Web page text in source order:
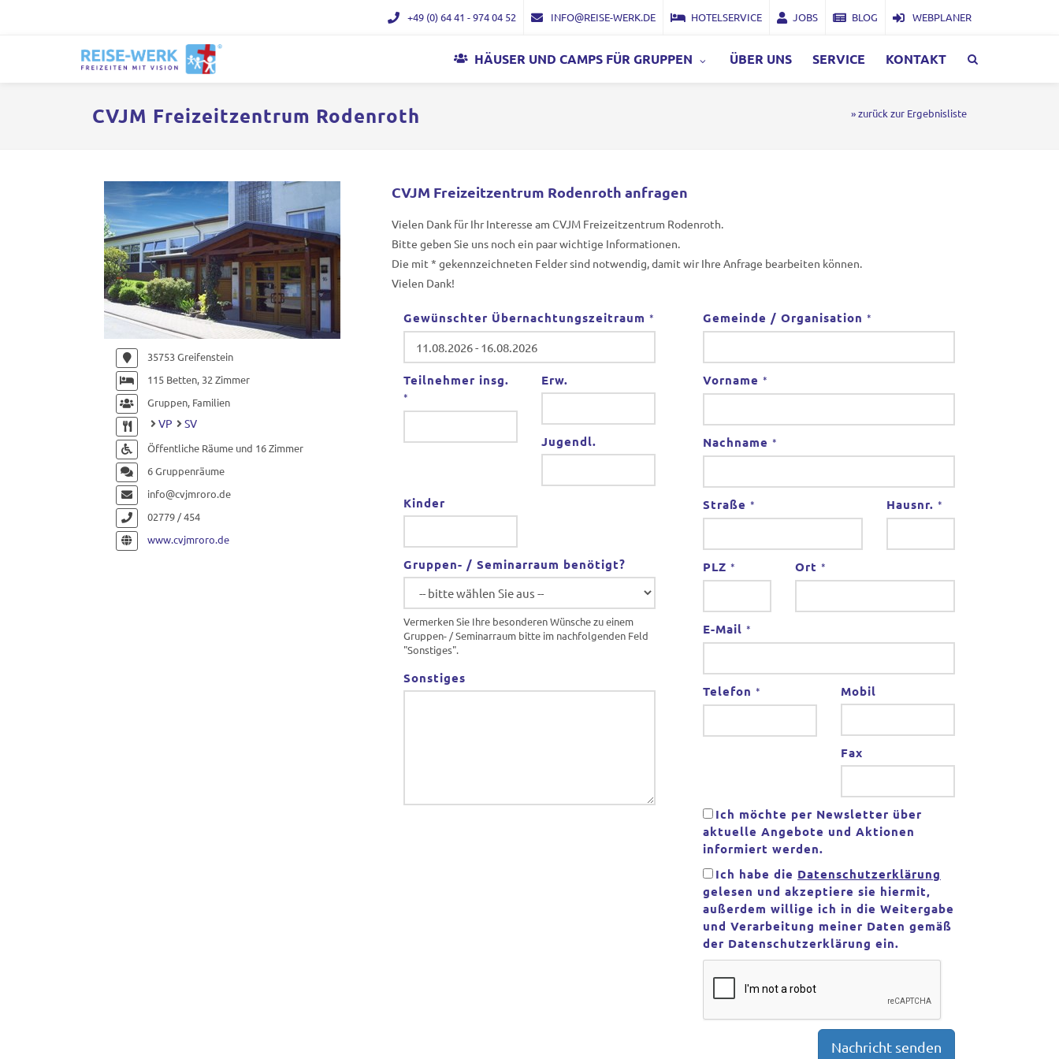
+49 (0) 64 41 - 974 04 52 INFO@REISE-WERK.DE HOTELSERVICE JOBS BLOG WEBPLANER
HÄUSER UND CAMPS FÜR GRUPPEN ÜBER UNS SERVICE KONTAKT
CVJM Freizeitzentrum Rodenroth » zurück zur Ergebnisliste
35753 Greifenstein
115 Betten, 32 Zimmer
Gruppen, Familien
VP SV
Öffentliche Räume und 16 Zimmer
6 Gruppenräume
info@cvjmroro.de
02779 / 454
www.cvjmroro.de
CVJM Freizeitzentrum Rodenroth anfragen
Vielen Dank für Ihr Interesse am CVJM Freizeitzentrum Rodenroth.
Bitte geben Sie uns noch ein paar wichtige Informationen.
Die mit * gekennzeichneten Felder sind notwendig, damit wir Ihre Anfrage bearbeiten können.
Vielen Dank!
Gewünschter Übernachtungszeitraum *
Teilnehmer insg.
*
Erw.
Jugendl.
Kinder
Gruppen- / Seminarraum benötigt?
Vermerken Sie Ihre besonderen Wünsche zu einem
Gruppen- / Seminarraum bitte im nachfolgenden Feld
"Sonstiges".
Sonstiges
Gemeinde / Organisation *
Vorname *
Nachname *
Straße * Hausnr.*
PLZ * Ort *
E-Mail *
Telefon * Mobil
Fax
Ich möchte per Newsletter über
aktuelle Angebote und Aktionen
informiert werden.
Ich habe die Datenschutzerklärung
gelesen und akzeptiere sie hiermit,
außerdem willige ich in die Weitergabe
und Verarbeitung meiner Daten gemäß
der Datenschutzerklärung ein.